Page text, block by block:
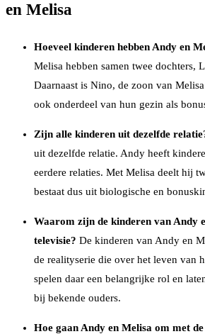
en Melisa
Hoeveel kinderen hebben Andy en
Melisa hebben samen twee dochters,
Daarnaast is Nino, de zoon van
ook onderdeel van hun gezin als
Zijn alle kinderen uit dezelfde
uit dezelfde relatie. Andy heeft
eerdere relaties. Met Melisa deelt hij
bestaat dus uit biologische en
Waarom zijn de kinderen van Andy
televisie? De kinderen van Andy en
de realityserie die over het leven van
spelen daar een belangrijke rol en
bij bekende ouders.
Hoe gaan Andy en Melisa om met